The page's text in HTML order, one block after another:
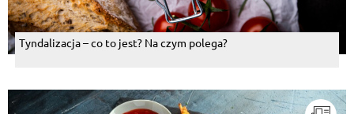
Tyndalizacja – co to jest? Na czym polega?